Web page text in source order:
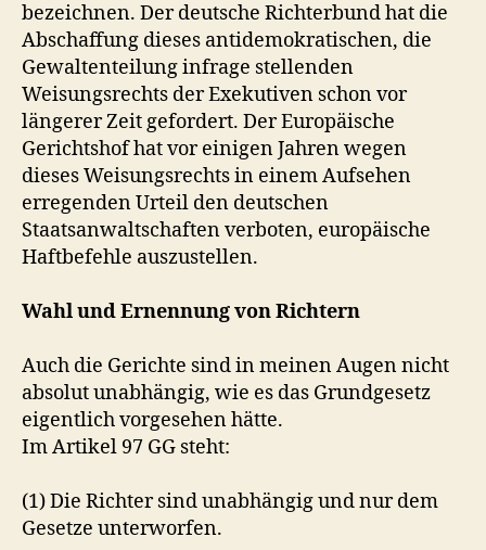
bezeichnen. Der deutsche Richterbund hat die
Abschaffung dieses antidemokratischen, die
Gewaltenteilung infrage stellenden
Weisungsrechts der Exekutiven schon vor
längerer Zeit gefordert. Der Europäische
Gerichtshof hat vor einigen Jahren wegen
dieses Weisungsrechts in einem Aufsehen
erregenden Urteil den deutschen
Staatsanwaltschaften verboten, europäische
Haftbefehle auszustellen.
Wahl und Ernennung von Richtern
Auch die Gerichte sind in meinen Augen nicht
absolut unabhängig, wie es das Grundgesetz
eigentlich vorgesehen hätte.
Im Artikel 97 GG steht:
(1) Die Richter sind unabhängig und nur dem
Gesetze unterworfen.